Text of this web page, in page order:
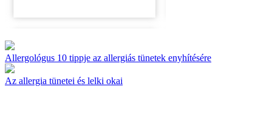
Allergológus 10 tippje az allergiás tünetek enyhítésére
Az allergia tünetei és lelki okai